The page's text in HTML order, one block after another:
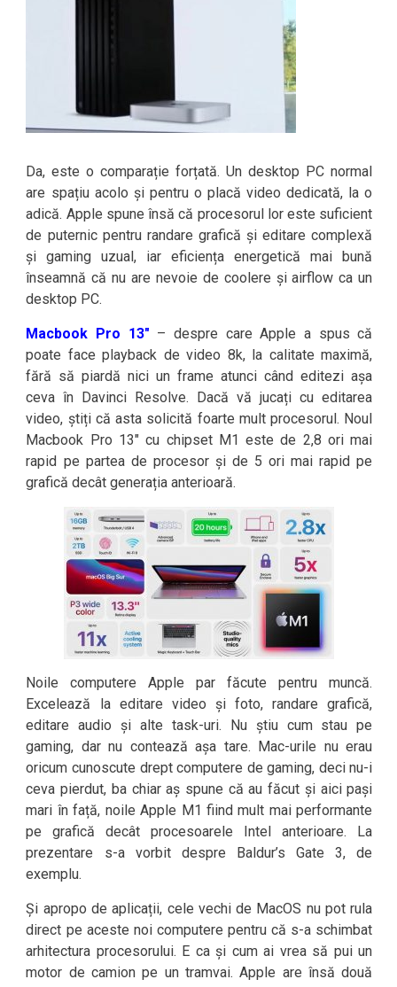
Da, este o comparație forțată. Un desktop PC normal
are spațiu acolo și pentru o placă video dedicată, la o
adică. Apple spune însă că procesorul lor este suficient
de puternic pentru randare grafică și editare complexă
și gaming uzual, iar eficiența energetică mai bună
înseamnă că nu are nevoie de coolere și airflow ca un
desktop PC.
Macbook Pro 13″ – despre care Apple a spus că
poate face playback de video 8k, la calitate maximă,
fără să piardă nici un frame atunci când editezi așa
ceva în Davinci Resolve. Dacă vă jucați cu editarea
video, știți că asta solicită foarte mult procesorul. Noul
Macbook Pro 13″ cu chipset M1 este de 2,8 ori mai
rapid pe partea de procesor și de 5 ori mai rapid pe
grafică decât generația anterioară.
Noile computere Apple par făcute pentru muncă.
Excelează la editare video și foto, randare grafică,
editare audio și alte task-uri. Nu știu cum stau pe
gaming, dar nu contează așa tare. Mac-urile nu erau
oricum cunoscute drept computere de gaming, deci nu-i
ceva pierdut, ba chiar aș spune că au făcut și aici pași
mari în față, noile Apple M1 fiind mult mai performante
pe grafică decât procesoarele Intel anterioare. La
prezentare s-a vorbit despre Baldur’s Gate 3, de
exemplu.
Și apropo de aplicații, cele vechi de MacOS nu pot rula
direct pe aceste noi computere pentru că s-a schimbat
arhitectura procesorului. E ca și cum ai vrea să pui un
motor de camion pe un tramvai. Apple are însă două